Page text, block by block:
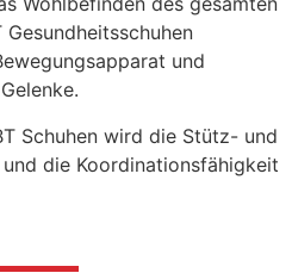
und
Schuhen wird die Stütz- und
die Koordinationsfähigkeit